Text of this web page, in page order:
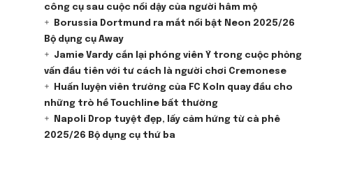
công cụ sau cuộc nổi dậy của người hâm mộ
Borussia Dortmund ra mắt nổi bật Neon 2025/26
Bộ dụng cụ Away
Jamie Vardy cắn lại phóng viên Ý trong cuộc phỏng
vấn đầu tiên với tư cách là người chơi Cremonese
Huấn luyện viên trưởng của FC Koln quay đầu cho
những trò hề Touchline bất thường
Napoli Drop tuyệt đẹp, lấy cảm hứng từ cà phê
2025/26 Bộ dụng cụ thứ ba